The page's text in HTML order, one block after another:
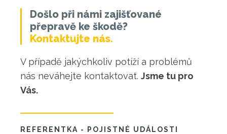
Došlo při námi zajišťované
přepravě ke škodě?
Kontaktujte nás.
V případě jakýchkoliv potíží a problémů
nás neváhejte kontaktovat. Jsme tu pro
Vás.
REFERENTKA - POJISTNÉ UDÁLOSTI